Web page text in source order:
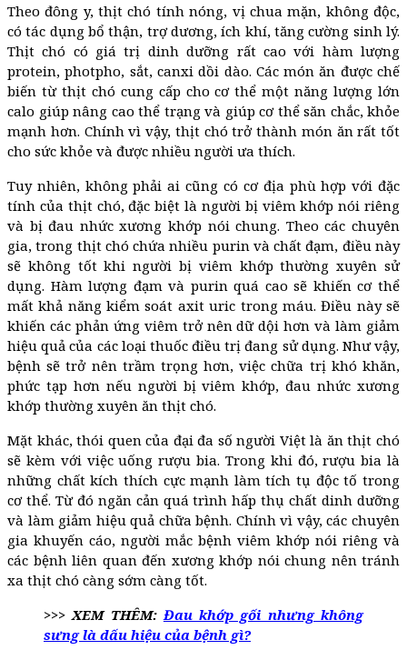
Theo đông y, thịt chó tính nóng, vị chua mặn, không độc,
có tác dụng bổ thận, trợ dương, ích khí, tăng cường sinh lý.
Thịt chó có giá trị dinh dưỡng rất cao với hàm lượng
protein, photpho, sắt, canxi dồi dào. Các món ăn được chế
biến từ thịt chó cung cấp cho cơ thể một năng lượng lớn
calo giúp nâng cao thể trạng và giúp cơ thể săn chắc, khỏe
mạnh hơn. Chính vì vậy, thịt chó trở thành món ăn rất tốt
cho sức khỏe và được nhiều người ưa thích.
Tuy nhiên, không phải ai cũng có cơ địa phù hợp với đặc
tính của thịt chó, đặc biệt là người bị viêm khớp nói riêng
và bị đau nhức xương khớp nói chung. Theo các chuyên
gia, trong thịt chó chứa nhiều purin và chất đạm, điều này
sẽ không tốt khi người bị viêm khớp thường xuyên sử
dụng. Hàm lượng đạm và purin quá cao sẽ khiến cơ thể
mất khả năng kiểm soát axit uric trong máu. Điều này sẽ
khiến các phản ứng viêm trở nên dữ dội hơn và làm giảm
hiệu quả của các loại thuốc điều trị đang sử dụng. Như vậy,
bệnh sẽ trở nên trầm trọng hơn, việc chữa trị khó khăn,
phức tạp hơn nếu người bị viêm khớp, đau nhức xương
khớp thường xuyên ăn thịt chó.
Mặt khác, thói quen của đại đa số người Việt là ăn thịt chó
sẽ kèm với việc uống rượu bia. Trong khi đó, rượu bia là
những chất kích thích cực mạnh làm tích tụ độc tố trong
cơ thể. Từ đó ngăn cản quá trình hấp thụ chất dinh dưỡng
và làm giảm hiệu quả chữa bệnh. Chính vì vậy, các chuyên
gia khuyến cáo, người mắc bệnh viêm khớp nói riêng và
các bệnh liên quan đến xương khớp nói chung nên tránh
xa thịt chó càng sớm càng tốt.
>>> XEM THÊM: Đau khớp gối nhưng không
sưng là dấu hiệu của bệnh gì?